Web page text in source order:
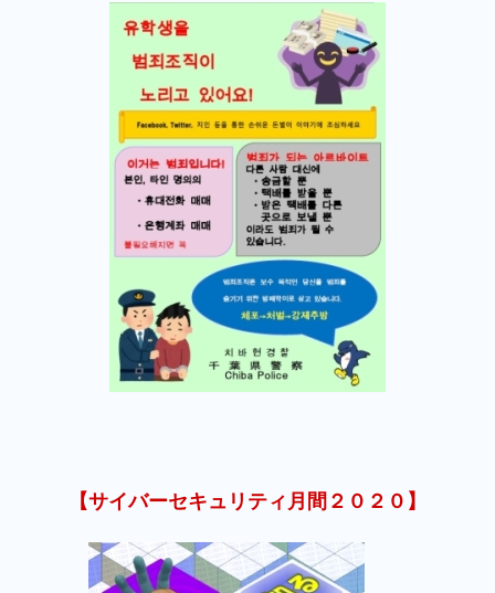
【サイバーセキュリティ月間２０２０】